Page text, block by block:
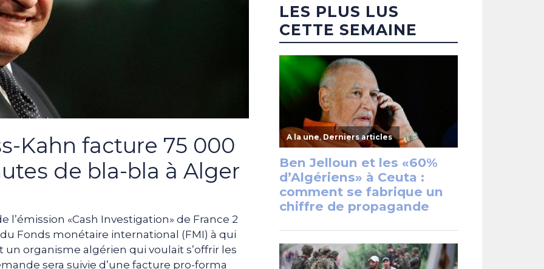
Kahn facture 75 000
de bla-bla à Alger
l’émission «Cash Investigation» de France 2
Fonds monétaire international (FMI) à qui
organisme algérien qui voulait s’offrir les
sera suivie d’une facture pro-forma
LES PLUS LUS
CETTE SEMAINE